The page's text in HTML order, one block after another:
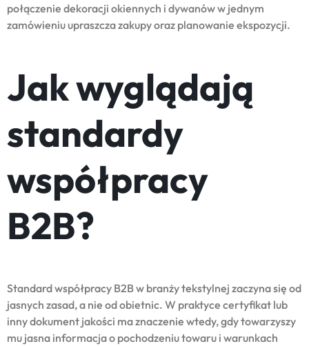
połączenie dekoracji okiennych i dywanów w jednym
zamówieniu upraszcza zakupy oraz planowanie ekspozycji.
Jak wyglądają
standardy
współpracy
B2B?
Standard współpracy B2B w branży tekstylnej zaczyna się od
jasnych zasad, a nie od obietnic. W praktyce certyfikat lub
inny dokument jakości ma znaczenie wtedy, gdy towarzyszy
mu jasna informacja o pochodzeniu towaru i warunkach